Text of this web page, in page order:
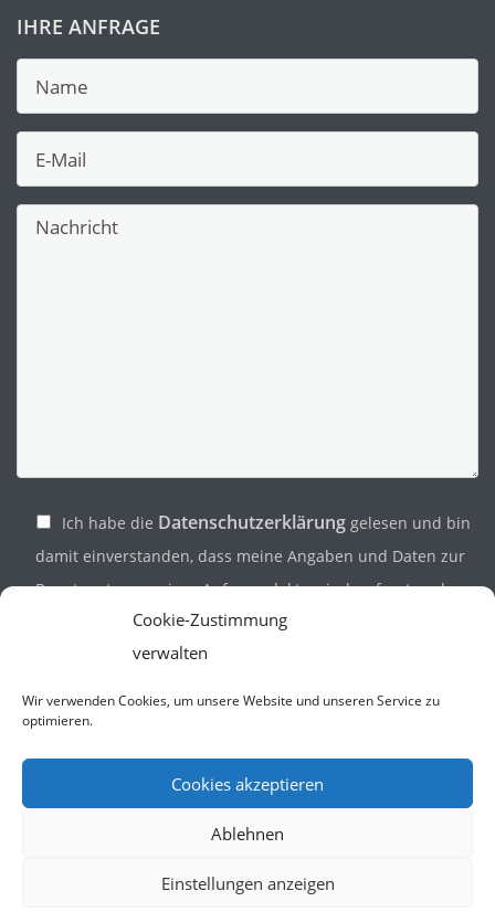
Cookie-Zustimmung
verwalten
Wir verwenden Cookies, um unsere Website und unseren Service zu
optimieren.
Cookies akzeptieren
Ablehnen
Einstellungen anzeigen
IHRE ANFRAGE
Ich habe die Datenschutzerklärung gelesen und bin
damit einverstanden, dass meine Angaben und Daten zur
Beantwortung meiner Anfrage elektronisch erfasst und
gespeichert werden. Hinweis: Sie können Ihre Einwilligung
jederzeit mit Wirkung für die Zukunft per E-Mail an
© Copyright 2026• audit4